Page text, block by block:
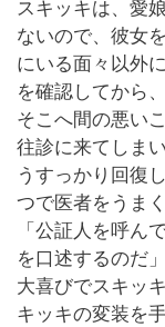
スキッキは、愛
ないので、彼女
にいる面々以外
を確認してから
そこへ間の悪い
往診に来てしま
うすっかり回復
つで医者をうま
「公証人を呼ん
を口述するのだ
大喜びでスキッ
キッキの変装を